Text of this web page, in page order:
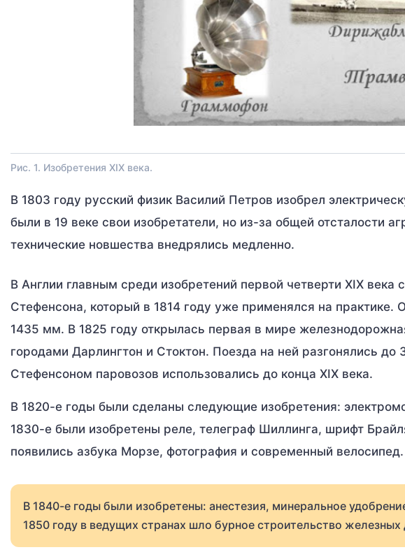
Рис. 1. Изобретения XIX века.
В 1803 году русский физик Василий Петров изобрел
были в 19 веке свои изобретатели, но из-за общей отсталости
технические новшества внедрялись медленно.
В Англии главным среди изобретений первой четверти XIX
Стефенсона, который в 1814 году уже применялся на
1435 мм. В 1825 году открылась первая в мире
городами Дарлингтон и Стоктон. Поезда на ней разгонялись
Стефенсоном паровозов использовались до конца XIX века.
В 1820-е годы были сделаны следующие изобретения:
1830-е были изобретены реле, телеграф Шиллинга, шрифт
появились азбука Морзе, фотография и современный велосипед.
В 1840-е годы были изобретены: анестезия, минеральное
1850 году в ведущих странах шло бурное строительство железных